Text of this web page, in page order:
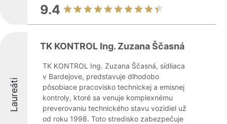
9.4
Laureáti
TK KONTROL Ing. Zuzana Ščasná
TK KONTROL Ing. Zuzana Ščasná, sídliaca
v Bardejove, predstavuje dlhodobo
pôsobiace pracovisko technickej a emisnej
kontroly, ktoré sa venuje komplexnému
preverovaniu technického stavu vozidiel už
od roku 1998. Toto stredisko zabezpečuje